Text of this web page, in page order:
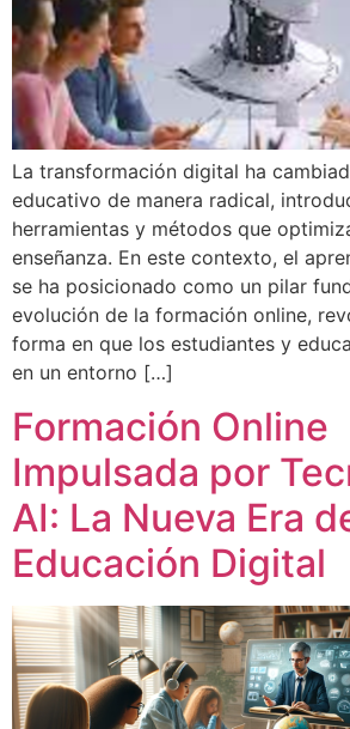
La transformación digital ha
educativo de manera radical,
herramientas y métodos que
enseñanza. En este contexto, el
se ha posicionado como un pilar
evolución de la formación online,
forma en que los estudiantes y
en un entorno […]
Formación Online
Impulsada por
AI: La Nueva Era
Educación Digital